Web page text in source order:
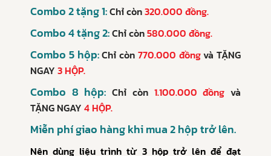
Combo 2 tặng 1:Chỉ còn320.000 đồng.
Combo 4 tặng 2:Chỉ còn580.000 đồng.
Combo 5 hộp:Chỉ còn 770.000 đồngvà TẶNG
NGAY 3 HỘP.
Combo 8 hộp: Chỉ còn1.100.000 đồngvà
TẶNG NGAY 4 HỘP.
Miễn phí giao hàng khi mua 2 hộp trở lên.
Nên dùng liệu trình từ 3 hộp trở lên để đạt